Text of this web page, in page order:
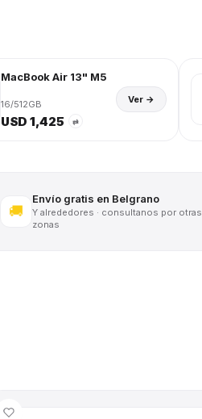
MacBook Air 13" M5
16/512GB
USD 1,425 ⇄
Ver →
🚚
Envío gratis en Belgrano
Y alrededores · consultanos por otras
zonas